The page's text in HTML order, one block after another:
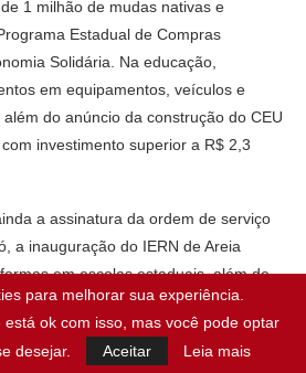
1 milhão de mudas nativas e
Estadual de Compras
Solidária. Na educação,
em equipamentos, veículos e
do anúncio da construção do CEU
investimento superior a R$ 2,3
a assinatura da ordem de serviço
a inauguração do IERN de Areia
em escolas estaduais, além de
Tarcísio Maia, à adutora de
Batalhão da Polícia Militar.
para melhorar sua experiência.
ok com isso, mas você pode optar
desejar.
Aceitar Leia mais